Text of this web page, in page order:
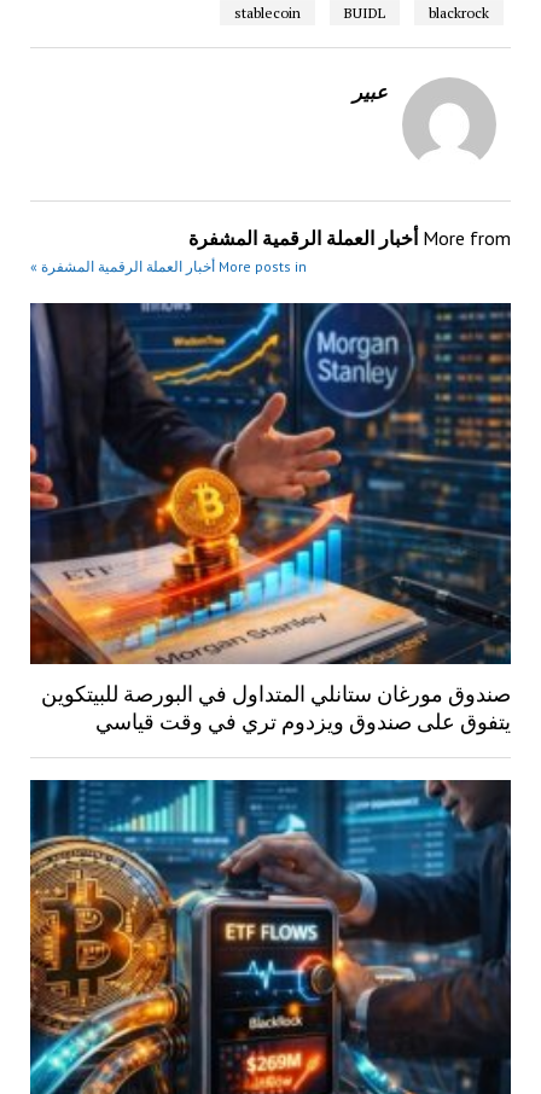
blackrock
BUIDL
stablecoin
عبير
More from أخبار العملة الرقمية المشفرة
More posts in أخبار العملة الرقمية المشفرة »
صندوق مورغان ستانلي المتداول في البورصة للبيتكوين
يتفوق على صندوق ويزدوم تري في وقت قياسي